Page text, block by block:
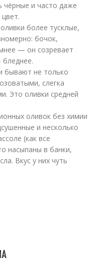
чёрные и часто даже
более тусклые,
бочок,
— он созревает
бывают не только
слегка
Это оливки средней
оливок без химии
и несколько
(как все
насыпаны в банки,
Вкус у них чуть